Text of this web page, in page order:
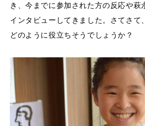
き、今までに参加された方の反応や萩
インタビューしてきました。さてさて
どのように役立ちそうでしょうか？